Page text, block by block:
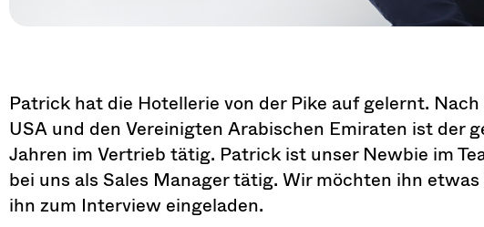
Patrick hat die Hotellerie von der Pike auf gelernt.
USA und den Vereinigten Arabischen Emiraten ist der
Jahren im Vertrieb tätig. Patrick ist unser Newbie im
bei uns als Sales Manager tätig. Wir möchten ihn
ihn zum Interview eingeladen.